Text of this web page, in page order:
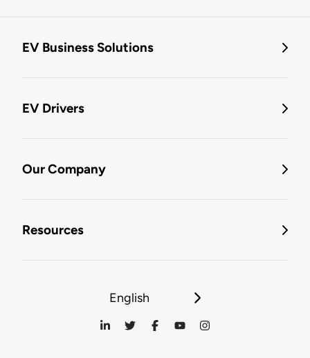
EV Business Solutions
EV Drivers
Our Company
Resources
English